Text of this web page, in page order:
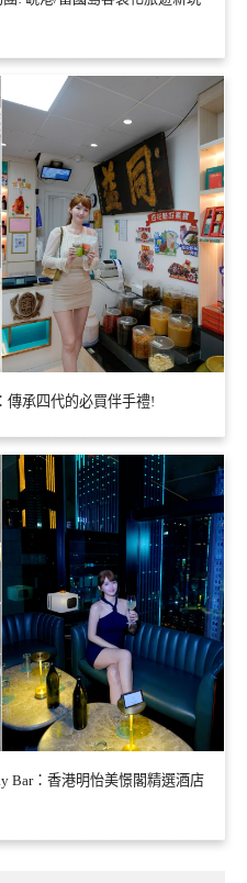
傳承四代的必買伴手禮!
Bar：香港明怡美憬閣精選酒店